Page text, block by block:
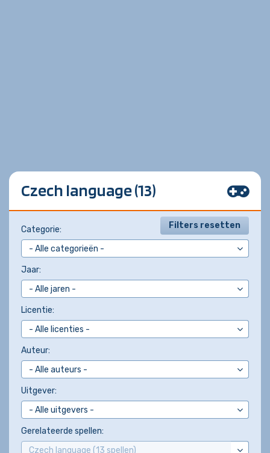
Czech language (13)
Filters resetten
Categorie:
Jaar:
Licentie:
Auteur:
Uitgever:
Gerelateerde spellen: